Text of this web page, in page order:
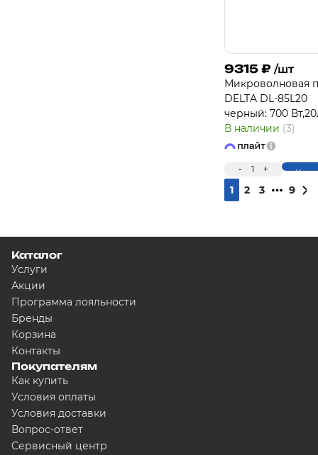
9315 ₽ /шт
Микроволновая
DELTA DL-85L20
черный: 700
В наличии (3)
- 1 +
1 2 3 9
Каталог
Услуги
Акции
Программа лояльности
Бренды
Корзина
Контакты
Покупателям
Как купить
Условия оплаты
Условия доставки
Вопрос-ответ
Сервисный центр